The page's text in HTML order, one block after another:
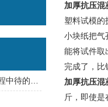
加厚抗压混
塑料试模的
小块纸把气
能将试件取
完成了，比
加厚抗压混
斤，即使